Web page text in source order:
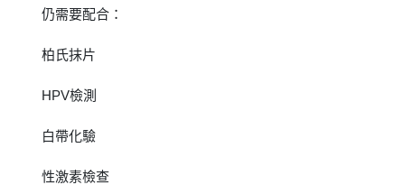
仍需要配合：
柏氏抹片
HPV檢測
白帶化驗
性激素檢查